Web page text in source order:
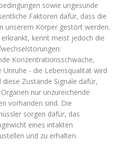
sowie ungesunde
Faktoren dafür, dass die
unserem Körper gestört werden.
kennt meist jedoch die
Konzentrationsschwäche,
Unruhe - die Lebensqualität wird
Zustände Signale dafür,
nur unzureichende
vorhanden sind. Die
sorgen dafür, das
eines intakten
und zu erhalten.